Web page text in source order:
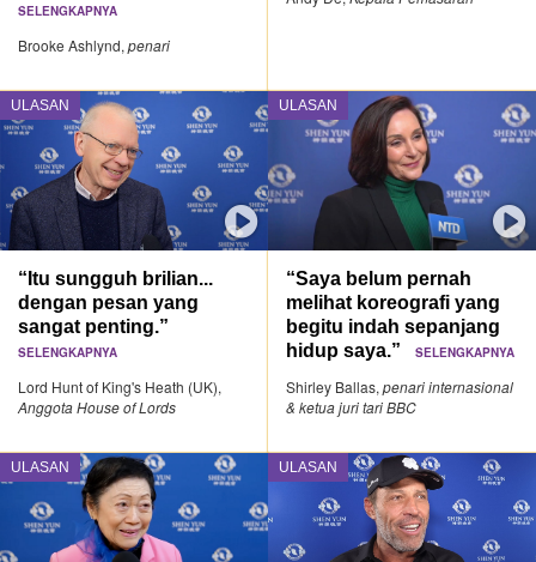
SELENGKAPNYA
Brooke Ashlynd, penari
ULASAN
“Itu sungguh brilian...
dengan pesan yang
sangat penting.”
SELENGKAPNYA
Lord Hunt of King's Heath (UK),
Anggota House of Lords
ULASAN
“Saya belum pernah
melihat koreografi yang
begitu indah sepanjang
hidup saya.”SELENGKAPNYA
Shirley Ballas,penari internasional
& ketua juri tari BBC
ULASAN ULASAN